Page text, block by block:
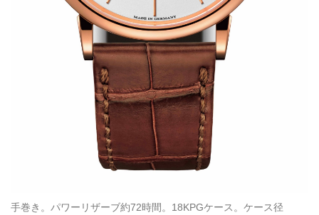
手巻き。パワーリザーブ約72時間。18KPGケース。ケース径